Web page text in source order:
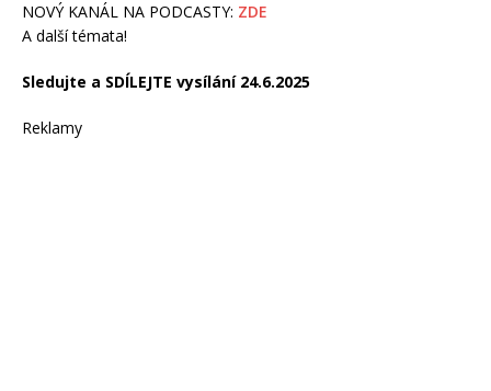
NOVÝ KANÁL NA PODCASTY: ZDE
A další témata!
Sledujte a SDÍLEJTE vysílání 24.6.2025
Reklamy